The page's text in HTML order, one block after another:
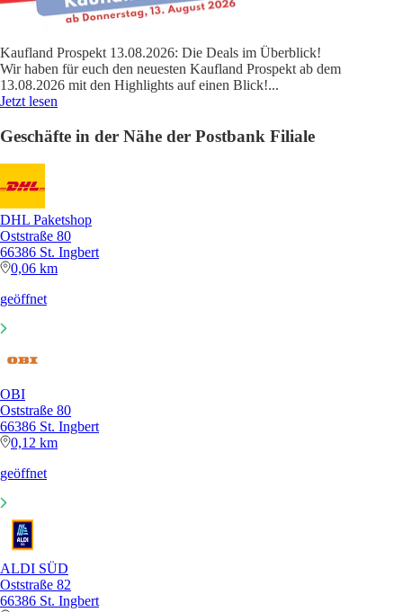
Kaufland Prospekt 13.08.2026: Die Deals im Überblick!
Wir haben für euch den neuesten Kaufland Prospekt ab dem
13.08.2026 mit den Highlights auf einen Blick!...
Jetzt lesen
Geschäfte in der Nähe der Postbank Filiale
DHL Paketshop
Oststraße 80
66386 St. Ingbert
0,06 km
geöffnet
OBI
Oststraße 80
66386 St. Ingbert
0,12 km
geöffnet
ALDI SÜD
Oststraße 82
66386 St. Ingbert